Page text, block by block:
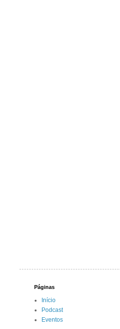
Páginas
Início
Podcast
Eventos